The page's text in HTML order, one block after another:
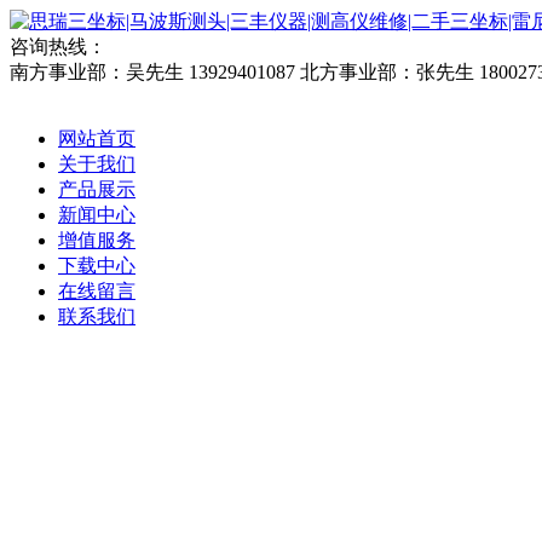
咨询热线：
南方事业部：吴先生 13929401087 北方事业部：张先生
网站首页
关于我们
产品展示
新闻中心
增值服务
下载中心
在线留言
联系我们